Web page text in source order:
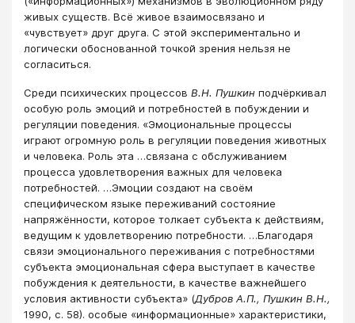
живых существ. Всё живое взаимосвязано и
«чувствует» друг друга. С этой экспериментально и
логически обоснованной точкой зрения нельзя не
согласиться.
Среди психических процессов В.Н. Пушкин подчёркивал
особую роль эмоций и потребностей в побуждении и
регуляции поведения. «Эмоциональные процессы
играют огромную роль в регуляции поведения животных
и человека. Роль эта …связана с обслуживанием
процесса удовлетворения важных для человека
потребностей. …Эмоции создают на своём
специфическом языке переживаний состояние
напряжённости, которое толкает субъекта к действиям,
ведущим к удовлетворению потребности. …Благодаря
связи эмоционального переживания с потребностями
субъекта эмоциональная сфера выступает в качестве
побуждения к деятельности, в качестве важнейшего
условия активности субъекта» (Дубров А.П., Пушкин В.Н.,
1990, с. 58). особые «информационные» характеристики,